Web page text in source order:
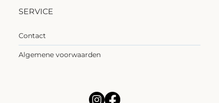
SERVICE
Contact
Algemene voorwaarden